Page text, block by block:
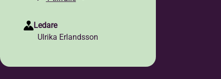
Ledare
Ulrika Erlandsson